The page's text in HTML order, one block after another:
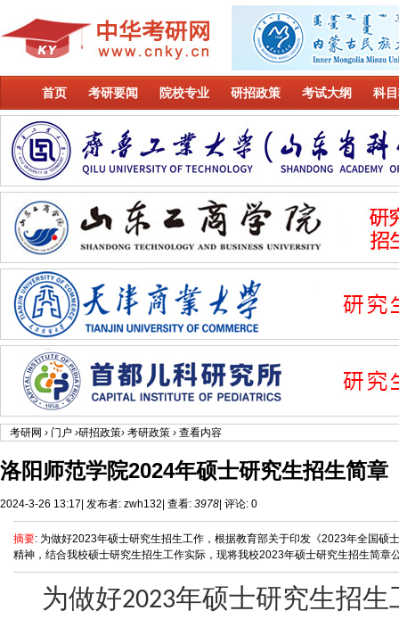
首页 考研要闻 院校专业 研招政策 考试大纲 科
考研网 › 门户 ›研招政策› 考研政策 › 查看内容
洛阳师范学院2024年硕士研究生招生简章
2024-3-26 13:17 发布者: zwh132 查看: 3978 评论: 0
摘要: 为做好2023年硕士研究生招生工作，根据教育部关于印发《2023年全国硕
精神，结合我校硕士研究生招生工作实际，现将我校2023年硕士研究生招生简章
为做好2023年硕士研究生招